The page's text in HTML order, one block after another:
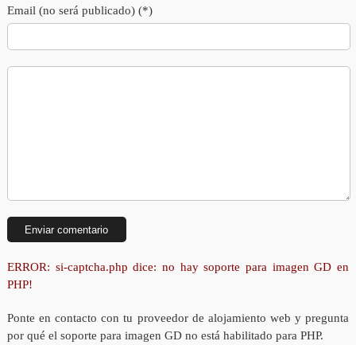
Email (no será publicado) (*)
ERROR: si-captcha.php dice: no hay soporte para imagen GD en
PHP!
Ponte en contacto con tu proveedor de alojamiento web y pregunta
por qué el soporte para imagen GD no está habilitado para PHP.